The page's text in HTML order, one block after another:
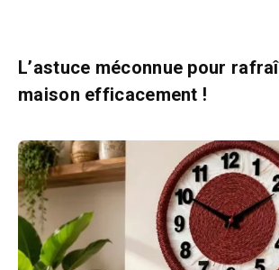
L’astuce méconnue pour
maison efficacement !